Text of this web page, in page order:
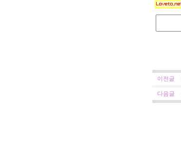
이전글
다음글